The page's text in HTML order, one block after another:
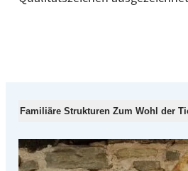
Familiäre Strukturen Zum Wohl der